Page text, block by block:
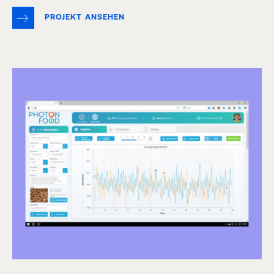
PROJEKT ANSEHEN